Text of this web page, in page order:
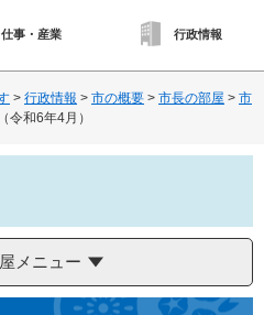
仕事・産業 行政情報
> 行政情報 > 市の概要 > 市長の部屋 > 市
令和6年4月）
メニュー